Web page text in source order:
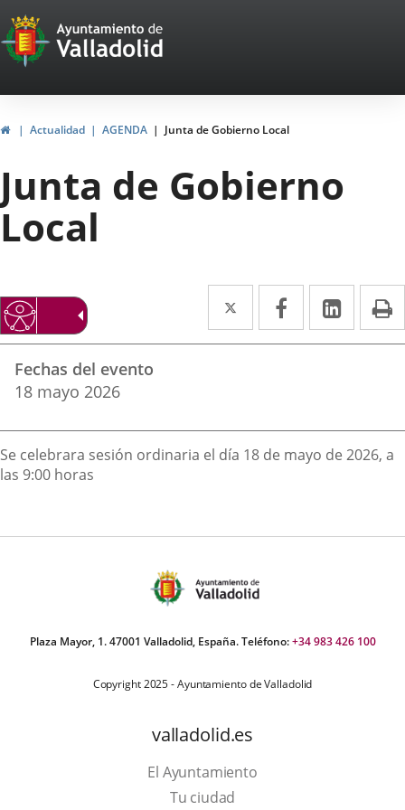
Portal
Web
del
Ayuntamiento
de
Valladolid
InicioActualidad AGENDA Junta de Gobierno Local
Junta de Gobierno
Local
Twitter
Enlace
a
externa.
Facebook
Enlace
a
externa.
Enlace
a
del
evento
Fechas del evento
18 mayo 2026
Descripción
Se celebrara sesión ordinaria el día 18 de mayo de 2026, a
las 9:00 horas
Plaza Mayor, 1. 47001 Valladolid, España. Teléfono:+34 983 426 100
Copyright 2025 - Ayuntamiento de Valladolid
valladolid.es
El Ayuntamiento
Tu ciudad